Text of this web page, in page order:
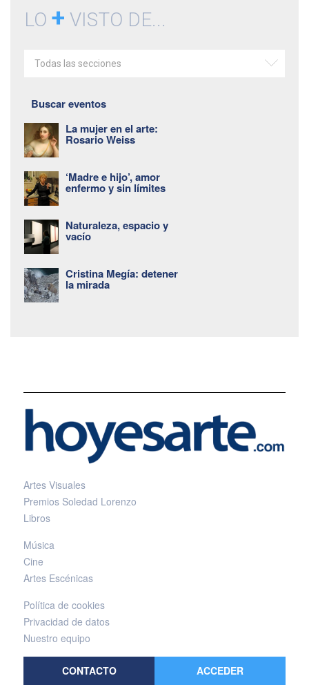
LO + VISTO DE...
Todas las secciones
Buscar eventos
La mujer en el arte:
Rosario Weiss
‘Madre e hijo’, amor
enfermo y sin límites
Naturaleza, espacio y
vacío
Cristina Megía: detener
la mirada
Artes Visuales
Premios Soledad Lorenzo
Libros
Música
Cine
Artes Escénicas
Política de cookies
Privacidad de datos
Nuestro equipo
CONTACTO ACCEDER